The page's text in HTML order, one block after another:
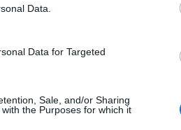
Data.
Data for Targeted
Sale, and/or Sharing
the Purposes for which it
Cette démarche
la Santé et de l’Agriculture.
le profil lipidique des